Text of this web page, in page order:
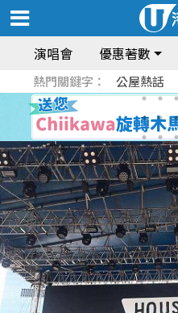
演唱會 優惠著數
熱門關鍵字： 公屋熱話